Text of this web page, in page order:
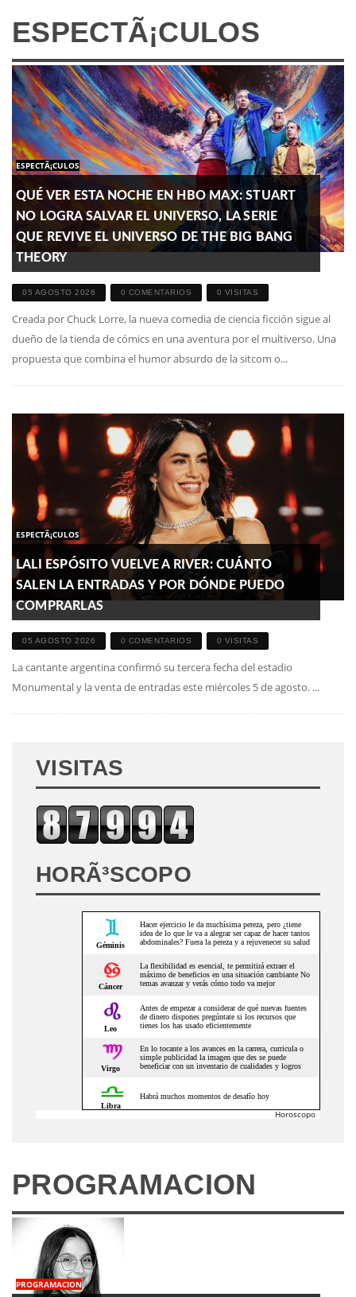
ESPECTÃ¡CULOS
ESPECTÃ¡CULOS
QUÉ VER ESTA NOCHE EN HBO MAX: STUART
NO LOGRA SALVAR EL UNIVERSO, LA SERIE
QUE REVIVE EL UNIVERSO DE THE BIG BANG
THEORY
05 AGOSTO 2026 0 COMENTARIOS 0 VISITAS
Creada por Chuck Lorre, la nueva comedia de ciencia ficción sigue al
dueño de la tienda de cómics en una aventura por el multiverso. Una
propuesta que combina el humor absurdo de la sitcom o...
ESPECTÃ¡CULOS
LALI ESPÓSITO VUELVE A RIVER: CUÁNTO
SALEN LA ENTRADAS Y POR DÓNDE PUEDO
COMPRARLAS
05 AGOSTO 2026 0 COMENTARIOS 0 VISITAS
La cantante argentina confirmó su tercera fecha del estadio
Monumental y la venta de entradas este miércoles 5 de agosto. ...
VISITAS
HORÃ³SCOPO
Horoscopo
PROGRAMACION
PROGRAMACION